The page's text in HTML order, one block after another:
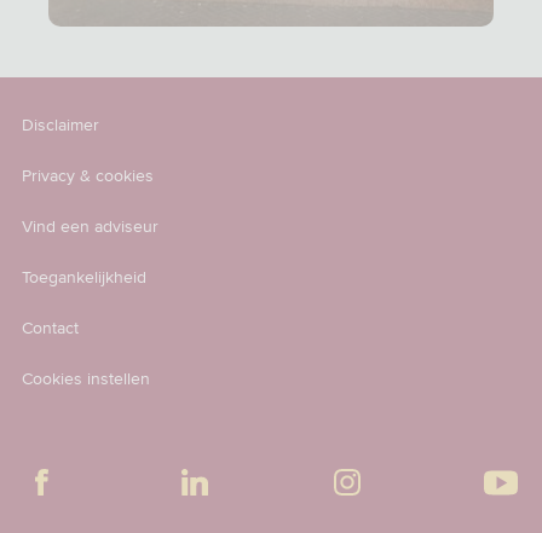
Disclaimer
Privacy & cookies
Vind een adviseur
Toegankelijkheid
Contact
Cookies instellen